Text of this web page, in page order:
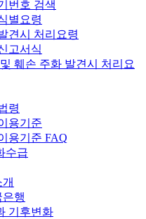
번호 검색
별요령
견시 처리요령
고서식
훼손 주화 발견시 처리요
령
용기준
용기준 FAQ
수급
행
기후변화